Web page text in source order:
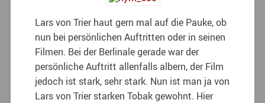
Lars von Trier haut gern mal auf die Pauke, ob
nun bei persönlichen Auftritten oder in seinen
Filmen. Bei der Berlinale gerade war der
persönliche Auftritt allenfalls albern, der Film
jedoch ist stark, sehr stark. Nun ist man ja von
Lars von Trier starken Tobak gewohnt. Hier